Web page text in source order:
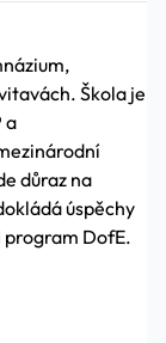
Škola je
a
důraz na
úspěchy
program DofE.